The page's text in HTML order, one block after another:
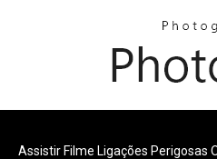
Assistir Filme Ligações Perigosas